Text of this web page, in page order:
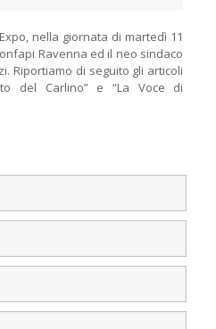
nella giornata di martedì 11
Ravenna ed il neo sindaco
Riportiamo di seguito gli articoli
del Carlino” e “La Voce di